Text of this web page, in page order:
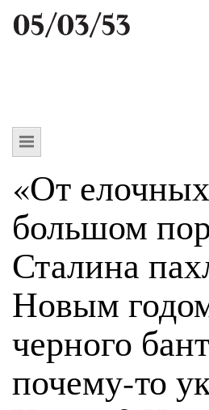
«От
большом
Сталина
Новым
черного
почему-то